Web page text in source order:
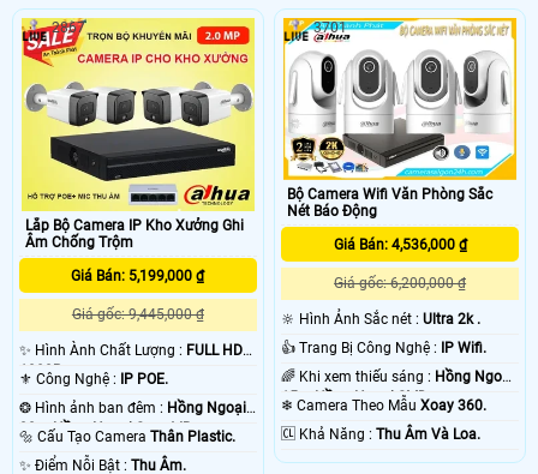
Lắp Bộ Camera IP Kho Xưởng Ghi
Âm Chống Trộm
Giá Bán: 5,199,000 ₫
Giá gốc: 9,445,000 ₫
✨ Hình Ành Chất Lượng : FULL HD
1080P .
⚜️ Công Nghệ :
IP POE.
❂ Hình ảnh ban đêm : Hồng Ngoại
30m Hồng Ngoại Smart IR.
🔩 Cấu Tạo Camera Thân Plastic.
️✨ Điểm Nỗi Bật : Thu Âm.
2867
Bộ Camera Wifi Văn Phòng Sắc
Nét Báo Động
Giá Bán: 4,536,000 ₫
Giá gốc: 6,200,000 ₫
🔆 Hình Ảnh Sắc nét :Ultra 2k .
👍 Trang Bị Công Nghệ :
IP Wifi.
🌈 Khi xem thiếu sáng : Hồng Ngoại
15m Hồng Ngoại SMD.
❄ Camera Theo MẫuXoay 360.
️🆑 Khả Năng :Thu Âm Và Loa.
3701